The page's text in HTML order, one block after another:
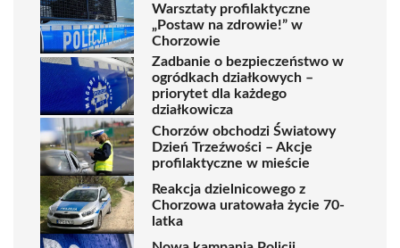
Warsztaty profilaktyczne
„Postaw na zdrowie!” w
Chorzowie
Zadbanie o bezpieczeństwo w
ogródkach działkowych –
priorytet dla każdego
działkowicza
Chorzów obchodzi Światowy
Dzień Trzeźwości – Akcje
profilaktyczne w mieście
Reakcja dzielnicowego z
Chorzowa uratowała życie 70-
latka